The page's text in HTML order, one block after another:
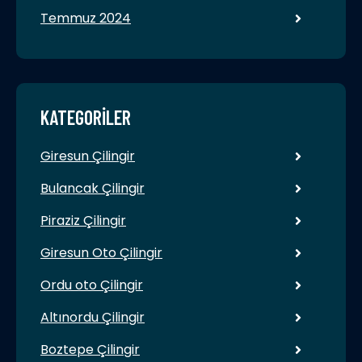
Temmuz 2024
KATEGORILER
Giresun Çilingir
Bulancak Çilingir
Piraziz Çilingir
Giresun Oto Çilingir
Ordu oto Çilingir
Altınordu Çilingir
Boztepe Çilingir